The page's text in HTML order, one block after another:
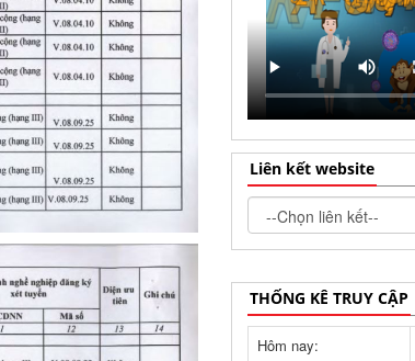
Liên kết website
THỐNG KÊ TRUY CẬP
Hôm nay: